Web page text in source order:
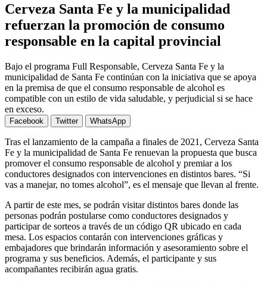
Cerveza Santa Fe y la municipalidad
refuerzan la promoción de consumo
responsable en la capital provincial
Bajo el programa Full Responsable, Cerveza Santa Fe y la
municipalidad de Santa Fe continúan con la iniciativa que se apoya
en la premisa de que el consumo responsable de alcohol es
compatible con un estilo de vida saludable, y perjudicial si se hace
en exceso.
Facebook Twitter WhatsApp
Tras el lanzamiento de la campaña a finales de 2021, Cerveza Santa
Fe y la municipalidad de Santa Fe renuevan la propuesta que busca
promover el consumo responsable de alcohol y premiar a los
conductores designados con intervenciones en distintos bares. “Si
vas a manejar, no tomes alcohol”, es el mensaje que llevan al frente.
A partir de este mes, se podrán visitar distintos bares donde las
personas podrán postularse como conductores designados y
participar de sorteos a través de un código QR ubicado en cada
mesa. Los espacios contarán con intervenciones gráficas y
embajadores que brindarán información y asesoramiento sobre el
programa y sus beneficios. Además, el participante y sus
acompañantes recibirán agua gratis.